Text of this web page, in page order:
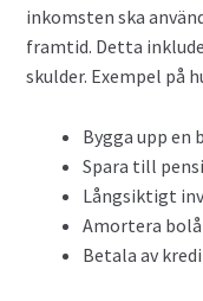
inkomsten ska
framtid. Detta
skulder. Exempel på
Bygga upp en
Spara till
Långsiktigt
Amortera
Betala av